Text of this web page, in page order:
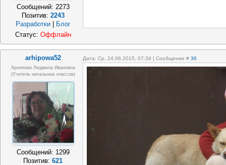
Сообщений: 2273
Позитив: 2243
Разработки | Блог
Статус: Оффлайн
arhipowa52 Дата: Ср, 24.06.2015, 07:34 | Сообщение # 36
Архипова Людмила Ивановна
(учитель начальных классов)
Сообщений: 1299
Позитив:621